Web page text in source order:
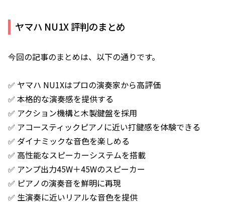
ヤマハ NU1X 評判のまとめ
今回の記事のまとめは、以下の通りです。
✅ ヤマハ NU1Xはプロの演奏家から高評価
✅ 本格的な演奏感を提供する
✅ アクション機構と木製鍵盤を採用
✅ アコースティックピアノに近い打鍵感を体験できる
✅ ダイナミックな音色を楽しめる
✅ 高性能なスピーカーシステムを搭載
✅ アンプ出力45W＋45Wのスピーカー
✅ ピアノの演奏音を鮮明に再現
✅ 生演奏に近いリアルな音色を提供